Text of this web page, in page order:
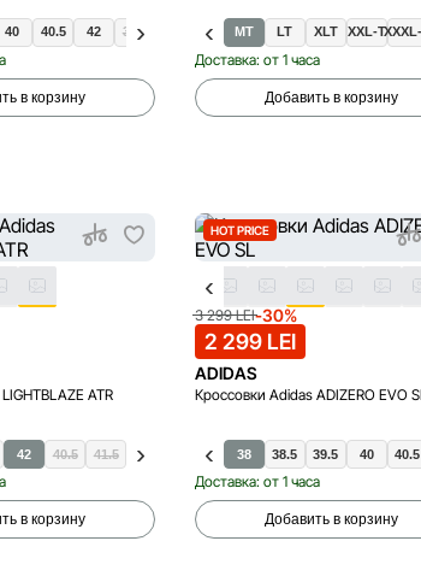
40 40.5 42 36.5 39.5 41.5
в корзину
XL S MT LT XLT XXL-T
Доставка: от 1 часа
Добавить в корзину
ATR
42 40.5 41.5
в корзину
HOT PRICE
3 299 LEI-30%
2 299 LEI
ADIDAS
Кроссовки Adidas ADIZERO EVO
37.5 38 38.5 39.5 40 40.5
Доставка: от 1 часа
Добавить в корзину